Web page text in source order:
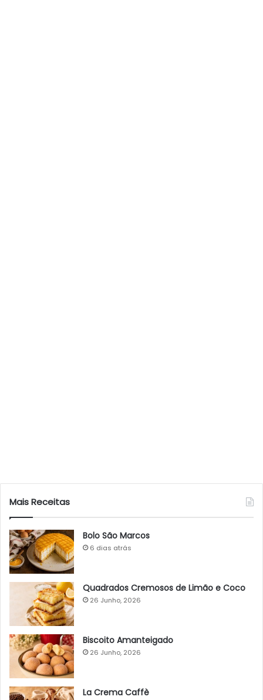
Mais Receitas
Bolo São Marcos
6 dias atrás
Quadrados Cremosos de Limão e Coco
26 Junho, 2026
Biscoito Amanteigado
26 Junho, 2026
La Crema Caffè